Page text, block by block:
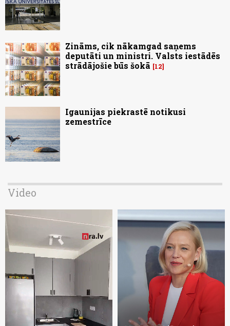
Zināms, cik nākamgad saņems
deputāti un ministri. Valsts iestādēs
strādājošie būs šokā
12
Igaunijas piekrastē notikusi
zemestrīce
Video